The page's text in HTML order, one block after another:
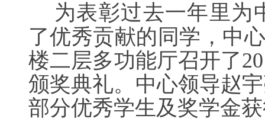
为表彰过去一年里为
了优秀贡献的同学，中
楼二层多功能厅召开了
颁奖典礼。中心领导赵
部分优秀学生及奖学金